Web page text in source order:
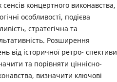
концертного виконавства,
особливості, подієва
стратегічна та
Розширення
від історичної ретро- спективи
та порівняти ціннісно-
визначити ключові